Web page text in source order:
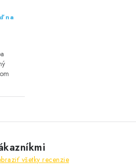
na
všetky recenzie